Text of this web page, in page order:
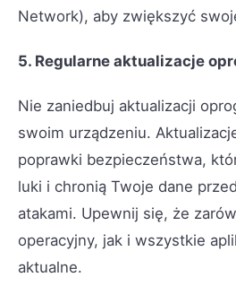
Network), aby zwiększyć
5. Regularne aktualizacje
Nie zaniedbuj aktualizacji
swoim urządzeniu.
poprawki bezpieczeństwa,
luki i chronią Twoje dane
atakami. Upewnij się, że
operacyjny, jak i wszystkie
aktualne.